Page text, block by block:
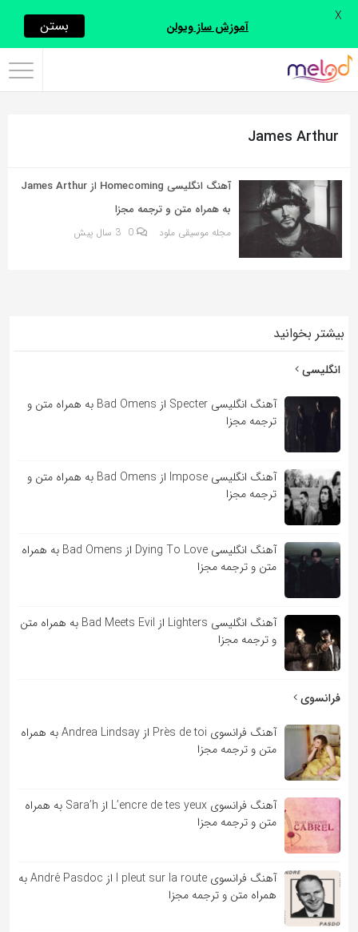
اشتراک
با
از
زیر
می‌توانید
این
خود
به
بگذارید.
لینک
James Arthur
آهنگ انگلیسی Homecoming از James Arthur
به همراه متن و ترجمه مجزا
مجله موسیقی ملود 0 3 سال پیش
بیشتر بخوانید
انگلیسی
آهنگ انگلیسی Specter از Bad Omens به همراه متن و
ترجمه مجزا
آهنگ انگلیسی Impose از Bad Omens به همراه متن و
ترجمه مجزا
آهنگ انگلیسی Dying To Love از Bad Omens به همراه
متن و ترجمه مجزا
آهنگ انگلیسی Lighters از Bad Meets Evil به همراه متن
و ترجمه مجزا
فرانسوی
آهنگ فرانسوی Près de toi از Andrea Lindsay به همراه
متن و ترجمه مجزا
آهنگ فرانسوی L’encre de tes yeux از Sara’h به همراه
متن و ترجمه مجزا
آهنگ فرانسوی l pleut sur la route از André Pasdoc به
همراه متن و ترجمه مجزا
آموزش ساز ویولن بستن X